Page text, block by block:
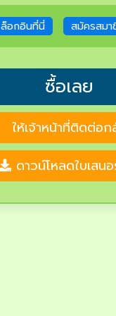
ล็อกอินที่นี่ สมัครสม
ซื้อเลย
ให้เจ้าหน้าที่ติดต่อก
ดาวน์โหลดใบเสนอ